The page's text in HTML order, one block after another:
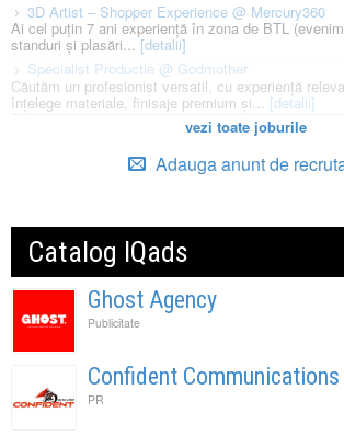
3D Artist – Shopper Experience @ Mercury360
Ai cel puțin 7 ani experiență în zona de BTL
standuri și plasări... [detalii]
Specialist Productie @ Godmother
Căutăm un profesionist versatil, cu experiență
înțelege materiale, finisaje premium și... [detalii]
vezi toate joburile
Adauga anunt de
Catalog IQads
Ghost Agency
Publicitate
Confident Communications
PR